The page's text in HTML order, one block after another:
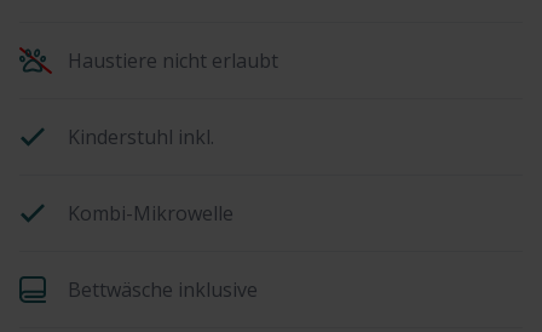
Haustiere nicht erlaubt
Kinderstuhl inkl.
Kombi-Mikrowelle
Bettwäsche inklusive